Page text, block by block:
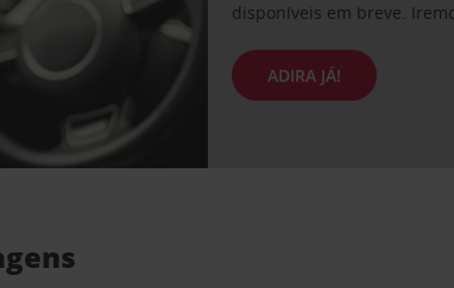
disponíveis em breve.
ADIRA JÁ!